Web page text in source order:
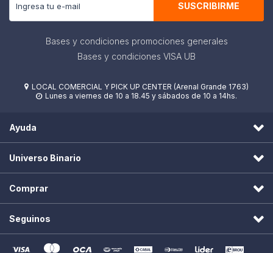
SUSCRIBIRME
Bases y condiciones promociones generales
Bases y condiciones VISA UB
 LOCAL COMERCIAL Y PICK UP CENTER (Arenal Grande 1763)
 Lunes a viernes de 10 a 18.45 y sábados de 10 a 14hs.
Ayuda
Universo Binario
Comprar
Seguinos